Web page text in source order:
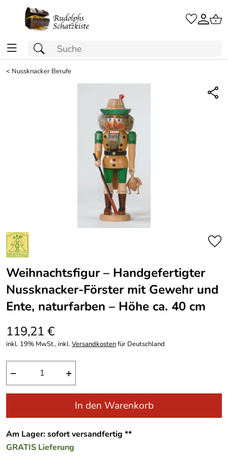
< Nussknacker Berufe
Weihnachtsfigur – Handgefertigter
Nussknacker-Förster mit Gewehr und
Ente, naturfarben – Höhe ca. 40 cm
119,21 €
inkl. 19% MwSt., inkl.Versandkostenfür Deutschland
− +
In den Warenkorb
Am Lager: sofort versandfertig **
GRATIS Lieferung